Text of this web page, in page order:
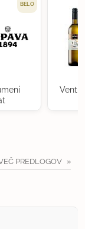
BELO
PREDLOGOV